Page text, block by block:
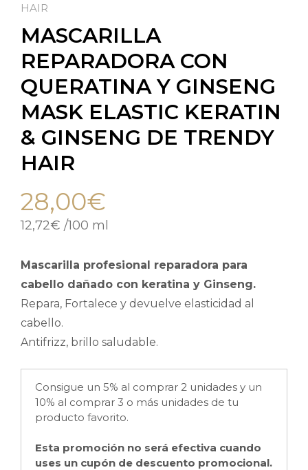
HAIR
MASCARILLA
REPARADORA CON
QUERATINA Y GINSENG
MASK ELASTIC KERATIN
& GINSENG DE TRENDY
HAIR
28,00€
12,72€ /100 ml
Mascarilla profesional reparadora para
cabello dañado con keratina y Ginseng.
Repara, Fortalece y devuelve elasticidad al
cabello.
Antifrizz, brillo saludable.
Consigue un 5% al comprar 2 unidades y un
10% al comprar 3 o más unidades de tu
producto favorito.
Esta promoción no será efectiva cuando
uses un cupón de descuento promocional.